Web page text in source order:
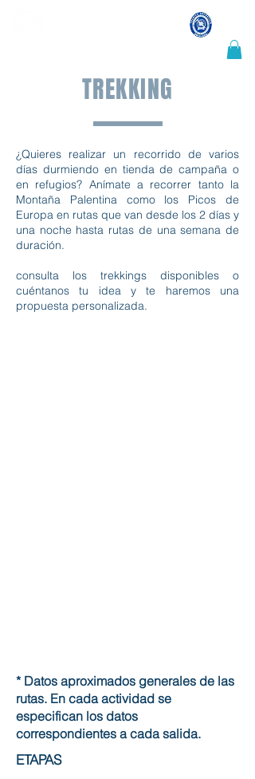
TREKKING
¿Quieres realizar un recorrido de varios
días durmiendo en tienda de campaña o
en refugios? Anímate a recorrer tanto la
Montaña Palentina como los Picos de
Europa en rutas que van desde los 2 días y
una noche hasta rutas de una semana de
duración.
consulta los trekkings disponibles o
cuéntanos tu idea y te haremos una
propuesta personalizada.
2500
* Datos aproximados generales de las
rutas. En cada actividad se
especifican los datos
correspondientes a cada salida.
ETAPAS